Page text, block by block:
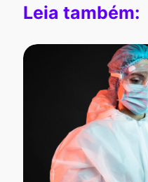
Leia também: